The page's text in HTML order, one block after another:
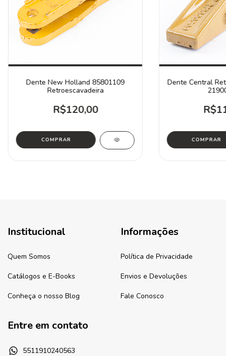
Dente New Holland 85801109
Retroescavadeira
R$120,00
Dente Central
Institucional
Quem Somos
Catálogos e E-Books
Conheça o nosso Blog
Informações
Política de Privacidade
Envios e Devoluções
Fale Conosco
Entre em contato
5511910240563